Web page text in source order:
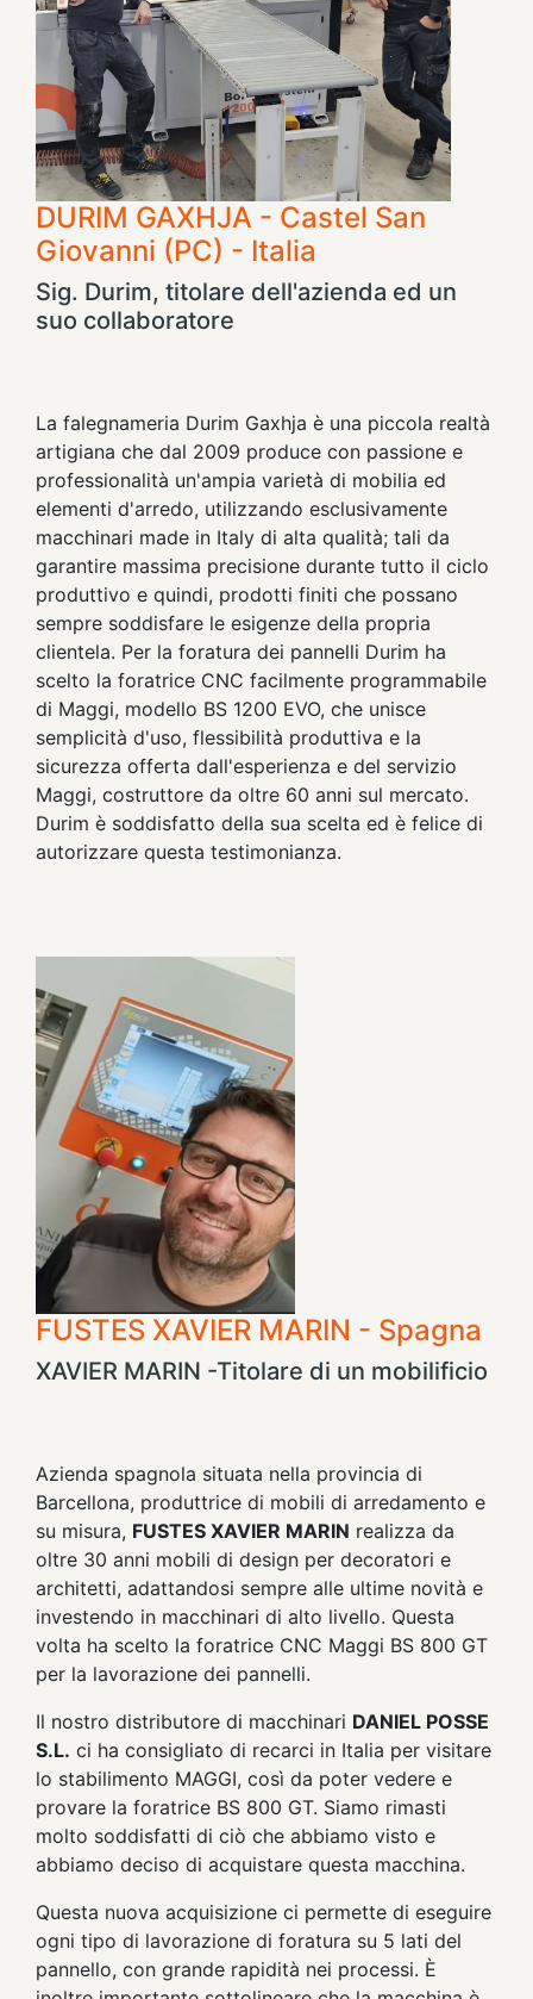
DURIM GAXHJA - Castel San
Giovanni (PC) - Italia
Sig. Durim, titolare dell'azienda ed un
suo collaboratore
La falegnameria Durim Gaxhja è una piccola realtà
artigiana che dal 2009 produce con passione e
professionalità un'ampia varietà di mobilia ed
elementi d'arredo, utilizzando esclusivamente
macchinari made in Italy di alta qualità; tali da
garantire massima precisione durante tutto il ciclo
produttivo e quindi, prodotti finiti che possano
sempre soddisfare le esigenze della propria
clientela. Per la foratura dei pannelli Durim ha
scelto la foratrice CNC facilmente programmabile
di Maggi, modello BS 1200 EVO, che unisce
semplicità d'uso, flessibilità produttiva e la
sicurezza offerta dall'esperienza e del servizio
Maggi, costruttore da oltre 60 anni sul mercato.
Durim è soddisfatto della sua scelta ed è felice di
autorizzare questa testimonianza.
FUSTES XAVIER MARIN - Spagna
XAVIER MARIN -Titolare di un mobilificio
Azienda spagnola situata nella provincia di
Barcellona, produttrice di mobili di arredamento e
su misura, FUSTES XAVIER MARIN realizza da
oltre 30 anni mobili di design per decoratori e
architetti, adattandosi sempre alle ultime novità e
investendo in macchinari di alto livello. Questa
volta ha scelto la foratrice CNC Maggi BS 800 GT
per la lavorazione dei pannelli.
Il nostro distributore di macchinari DANIEL POSSE
S.L. ci ha consigliato di recarci in Italia per visitare
lo stabilimento MAGGI, così da poter vedere e
provare la foratrice BS 800 GT. Siamo rimasti
molto soddisfatti di ciò che abbiamo visto e
abbiamo deciso di acquistare questa macchina.
Questa nuova acquisizione ci permette di eseguire
ogni tipo di lavorazione di foratura su 5 lati del
pannello, con grande rapidità nei processi. È